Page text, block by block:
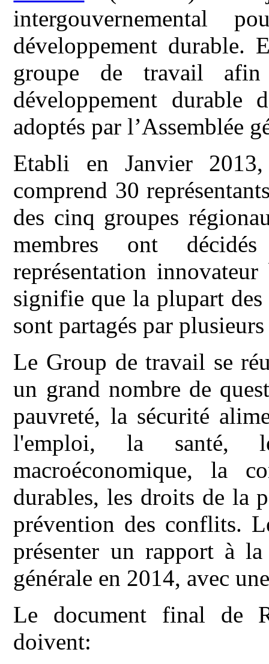
intergouvernemental
développement durable.
groupe de travail afin
développement durable
adoptés par l’Assemblée
Etabli en Janvier
comprend 30
des cinq groupes
membres ont
représentation
signifie que la plupart
sont partagés par
Le Group de travail se
un grand nombre de
pauvreté, la sécurité
l'emploi, la santé,
macroéconomique, la
durables, les droits de la
prévention des conflits.
présenter un rapport à la
générale en 2014, avec
Le document final de
doivent: